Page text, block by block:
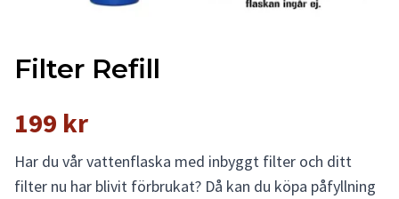
Filter Refill
199 kr
Har du vår vattenflaska med inbyggt filter och ditt
filter nu har blivit förbrukat? Då kan du köpa påfyllning